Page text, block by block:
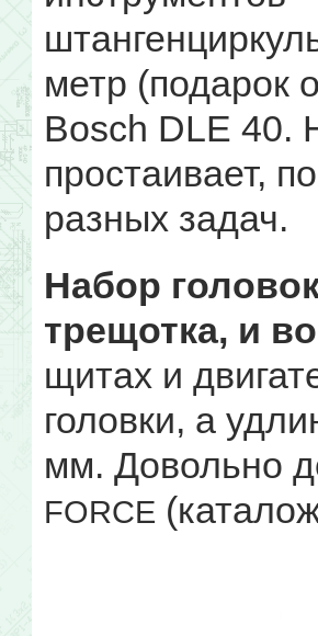
метр (подарок
Bosch DLE 40.
простаивает,
разных задач.
Набор
трещотка, и
щитах и
головки, а
мм. Довольно
FORCE